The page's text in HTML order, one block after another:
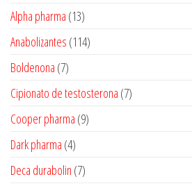
produto
Alpha pharma 1313
produtos
Anabolizantes 114114
Boldenona 77
produtos
Cipionato de testosterona 77
Cooper pharma 99
Dark pharma 44
produtos
Deca durabolin 77